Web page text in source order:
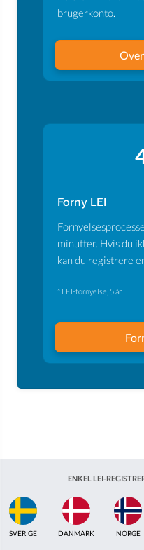
brugerkonto.
Forny LEI
minutter. Hvis du
kan du registrere
* LEI-fornyelse, 5 år
ENKEL LEI-
ISLAND HOLLAND